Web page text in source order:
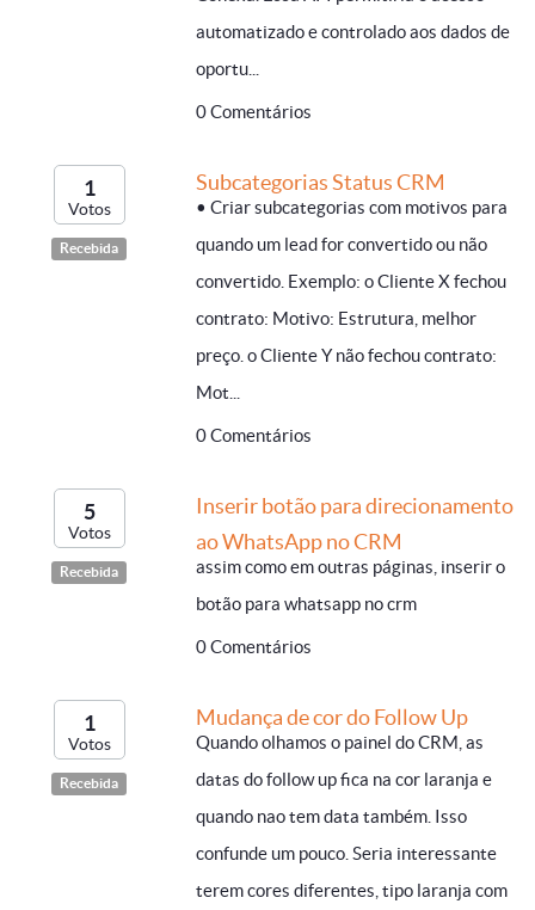
automatizado e controlado aos dados de
oportu...
0 Comentários
1
Votos
Recebida
Subcategorias Status CRM
• Criar subcategorias com motivos para
quando um lead for convertido ou não
convertido. Exemplo: o Cliente X fechou
contrato: Motivo: Estrutura, melhor
preço. o Cliente Y não fechou contrato:
Mot...
0 Comentários
5
Votos
Recebida
Inserir botão para direcionamento
ao WhatsApp no CRM
assim como em outras páginas, inserir o
botão para whatsapp no crm
0 Comentários
1
Votos
Recebida
Mudança de cor do Follow Up
Quando olhamos o painel do CRM, as
datas do follow up fica na cor laranja e
quando nao tem data também. Isso
confunde um pouco. Seria interessante
terem cores diferentes, tipo laranja com